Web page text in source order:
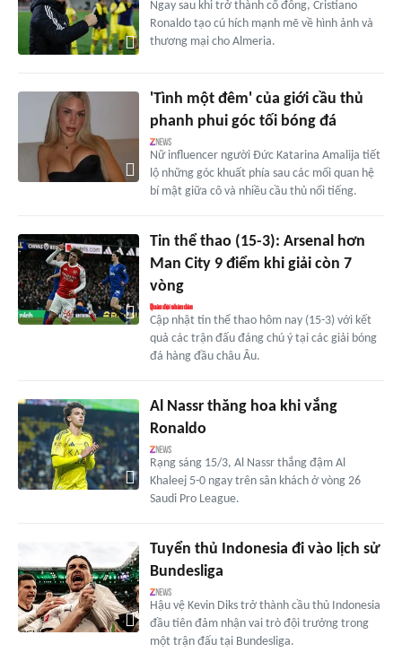
Ngay sau khi trở thành cổ đông, Cristiano
Ronaldo tạo cú hích mạnh mẽ về hình ảnh và
thương mại cho Almeria.
'Tình một đêm' của giới cầu thủ
phanh phui góc tối bóng đá
Nữ influencer người Đức Katarina Amalija tiết
lộ những góc khuất phía sau các mối quan hệ
bí mật giữa cô và nhiều cầu thủ nổi tiếng.
Tin thể thao (15-3): Arsenal hơn
Man City 9 điểm khi giải còn 7
vòng
Cập nhật tin thể thao hôm nay (15-3) với kết
quả các trận đấu đáng chú ý tại các giải bóng
đá hàng đầu châu Âu.
Al Nassr thăng hoa khi vắng
Ronaldo
Rạng sáng 15/3, Al Nassr thắng đậm Al
Khaleej 5-0 ngay trên sân khách ở vòng 26
Saudi Pro League.
Tuyển thủ Indonesia đi vào lịch sử
Bundesliga
Hậu vệ Kevin Diks trở thành cầu thủ Indonesia
đầu tiên đảm nhận vai trò đội trưởng trong
một trận đấu tại Bundesliga.